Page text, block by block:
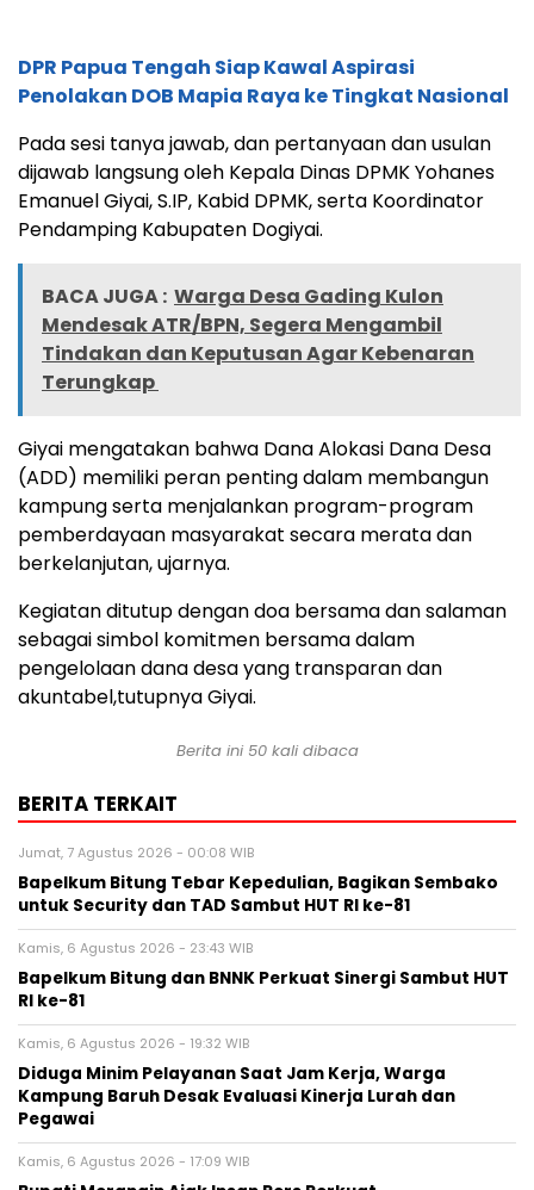
DPR Papua Tengah Siap Kawal Aspirasi
Penolakan DOB Mapia Raya ke Tingkat Nasional
Pada sesi tanya jawab, dan pertanyaan dan usulan
dijawab langsung oleh Kepala Dinas DPMK Yohanes
Emanuel Giyai, S.IP, Kabid DPMK, serta Koordinator
Pendamping Kabupaten Dogiyai.
BACA JUGA : Warga Desa Gading Kulon
Mendesak ATR/BPN, Segera Mengambil
Tindakan dan Keputusan Agar Kebenaran
Terungkap
Giyai mengatakan bahwa Dana Alokasi Dana Desa
(ADD) memiliki peran penting dalam membangun
kampung serta menjalankan program-program
pemberdayaan masyarakat secara merata dan
berkelanjutan, ujarnya.
Kegiatan ditutup dengan doa bersama dan salaman
sebagai simbol komitmen bersama dalam
pengelolaan dana desa yang transparan dan
akuntabel,tutupnya Giyai.
Berita ini 50kali dibaca
BERITA TERKAIT
Jumat, 7 Agustus 2026 - 00:08 WIB
Bapelkum Bitung Tebar Kepedulian, Bagikan Sembako
untuk Security dan TAD Sambut HUT RI ke-81
Kamis, 6 Agustus 2026 - 23:43 WIB
Bapelkum Bitung dan BNNK Perkuat Sinergi Sambut HUT
RI ke-81
Kamis, 6 Agustus 2026 - 19:32 WIB
Diduga Minim Pelayanan Saat Jam Kerja, Warga
Kampung Baruh Desak Evaluasi Kinerja Lurah dan
Pegawai
Kamis, 6 Agustus 2026 - 17:09 WIB